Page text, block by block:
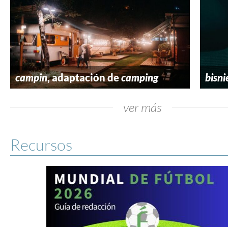
campin, adaptación decamping
ver más
Recursos